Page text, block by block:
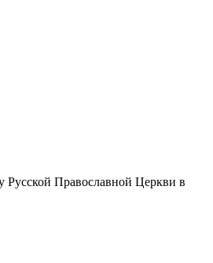
Русской Православной Церкви в